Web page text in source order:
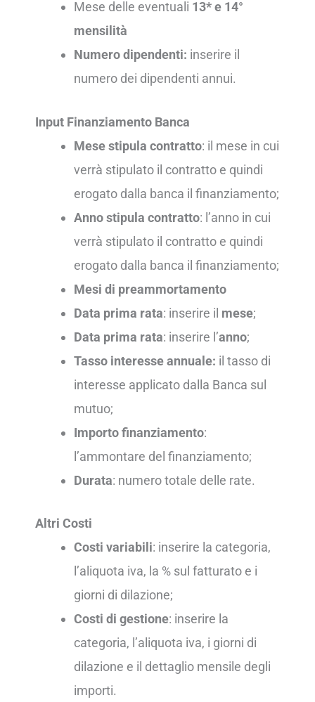
Mese delle eventuali 13* e 14°
mensilità
Numero dipendenti: inserire il
numero dei dipendenti annui.
Input Finanziamento Banca
Mese stipula contratto: il mese in cui
verrà stipulato il contratto e quindi
erogato dalla banca il finanziamento;
Anno stipula contratto: l’anno in cui
verrà stipulato il contratto e quindi
erogato dalla banca il finanziamento;
Mesi di preammortamento
Data prima rata: inserire il mese;
Data prima rata: inserire l’anno;
Tasso interesse annuale: il tasso di
interesse applicato dalla Banca sul
mutuo;
Importo finanziamento:
l’ammontare del finanziamento;
Durata: numero totale delle rate.
Altri Costi
Costi variabili: inserire la categoria,
l’aliquota iva, la % sul fatturato e i
giorni di dilazione;
Costi di gestione: inserire la
categoria, l’aliquota iva, i giorni di
dilazione e il dettaglio mensile degli
importi.